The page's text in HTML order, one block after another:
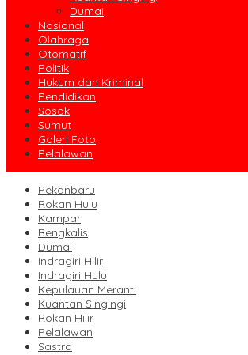
Dumai
Nasional
Olahraga
Otomatif
Politik
Hukum dan Kriminal
Pendidikan
Sosok
Sumut
Galeri Foto
Pelalawan
Pekanbaru
Rokan Hulu
Kampar
Bengkalis
Dumai
Indragiri Hilir
Indragiri Hulu
Kepulauan Meranti
Kuantan Singingi
Rokan Hilir
Pelalawan
Sastra